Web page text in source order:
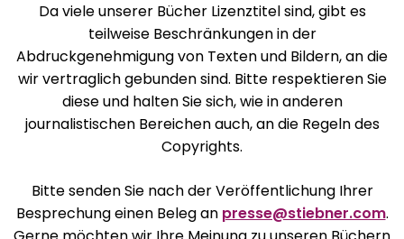
Da viele unserer Bücher Lizenztitel sind, gibt es
teilweise Beschränkungen in der
Abdruckgenehmigung von Texten und Bildern, an die
wir vertraglich gebunden sind. Bitte respektieren Sie
diese und halten Sie sich, wie in anderen
journalistischen Bereichen auch, an die Regeln des
Copyrights.
Bitte senden Sie nach der Veröffentlichung Ihrer
Besprechung einen Beleg an presse@stiebner.com.